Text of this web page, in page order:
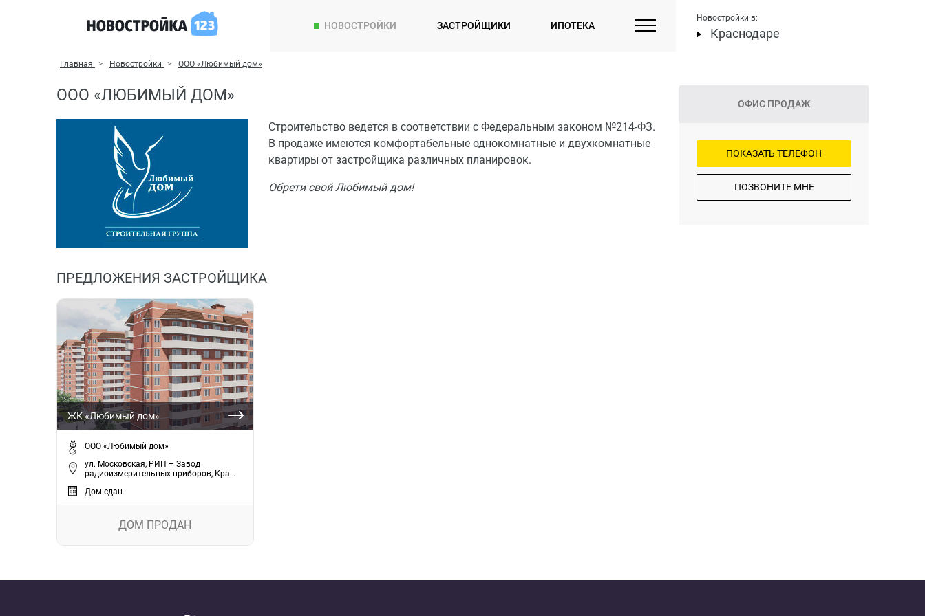
НОВОСТРОЙКИ ЗАСТРОЙЩИКИ ИПОТЕКА
Новостройки в:
Краснодаре
Главная Новостройки ООО «Любимый дом»
ООО «ЛЮБИМЫЙ ДОМ»
Строительство ведется в соответствии с Федеральным законом №214-ФЗ.
В продаже имеются комфортабельные однокомнатные и двухкомнатные
квартиры от застройщика различных планировок.
Обрети свой Любимый дом!
ПРЕДЛОЖЕНИЯ ЗАСТРОЙЩИКА
ЖК «Любимый дом»
ООО «Любимый дом»
ул. Московская, РИП – Завод
радиоизмерительных приборов, Кра…
Дом сдан
ДОМ ПРОДАН
ОФИС ПРОДАЖ
ПОКАЗАТЬ ТЕЛЕФОН
ПОЗВОНИТЕ МНЕ